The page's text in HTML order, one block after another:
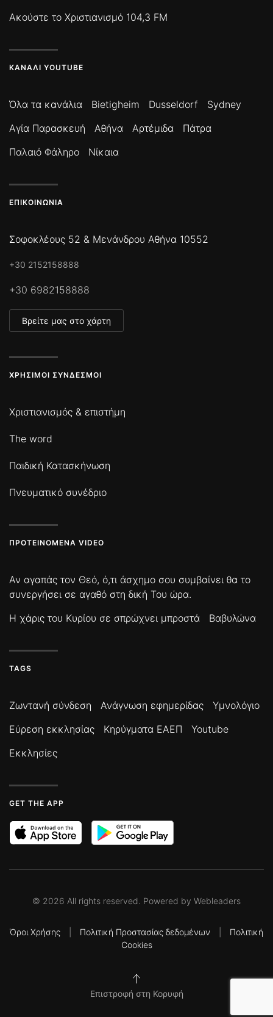
Ακούστε το Χριστιανισμό 104,3 FM
ΚΑΝΆΛΙ YOUTUBE
Όλα τα κανάλια Bietigheim Dusseldorf
Sydney
Αγία Παρασκευή
Αθήνα Αρτέμιδα
Πάτρα
Παλαιό Φάληρο
Νίκαια
ΕΠΙΚΟΙΝΩΝΊΑ
Σοφοκλέους 52 & Μενάνδρου Αθήνα 10552
+30 2152158888
+30 6982158888
Βρείτε μας στο χάρτη
ΧΡΉΣΙΜΟΙ ΣΎΝΔΕΣΜΟΙ
Χριστιανισμός & επιστήμη
The word
Παιδική Κατασκήνωση
Πνευματικό συνέδριο
ΠΡΟΤΕΙΝΌΜΕΝΑ VIDEO
Αν αγαπάς τον Θεό, ό,τι άσχημο σου συμβαίνει θα το
συνεργήσει σε αγαθό στη δική Του ώρα.
Η χάρις του Κυρίου σε σπρώχνει μπροστά
Βαβυλώνα
TAGS
Ζωντανή σύνδεση Ανάγνωση εφημερίδας
Υμνολόγιο
Εύρεση εκκλησίας
Κηρύγματα ΕΑΕΠ
Youtube
Εκκλησίες
GET THE APP
© 2026 All rights reserved. Powered by Webleaders
Όροι Χρήσης Πολιτική Προστασίας δεδομένων
Πολιτική
Cookies
Επιστροφή στη Κορυφή